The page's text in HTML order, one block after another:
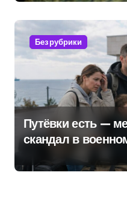
Без рубрики
Путёвки есть —
скандал в